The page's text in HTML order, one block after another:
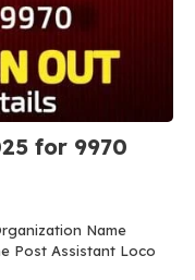
for 9970
Name
Post Assistant Loco